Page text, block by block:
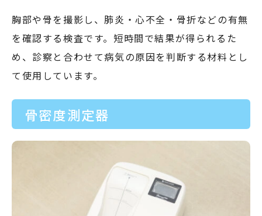
胸部や骨を撮影し、肺炎・心不全・骨折などの有無
を確認する検査です。短時間で結果が得られるた
め、診察と合わせて病気の原因を判断する材料とし
て使用しています。
骨密度測定器